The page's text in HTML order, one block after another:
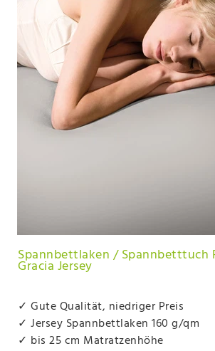
Spannbettlaken / Spannbetttuch
Gracia Jersey
✓ Gute Qualität, niedriger Preis
✓ Jersey Spannbettlaken 160 g/qm
✓ bis 25 cm Matratzenhöhe